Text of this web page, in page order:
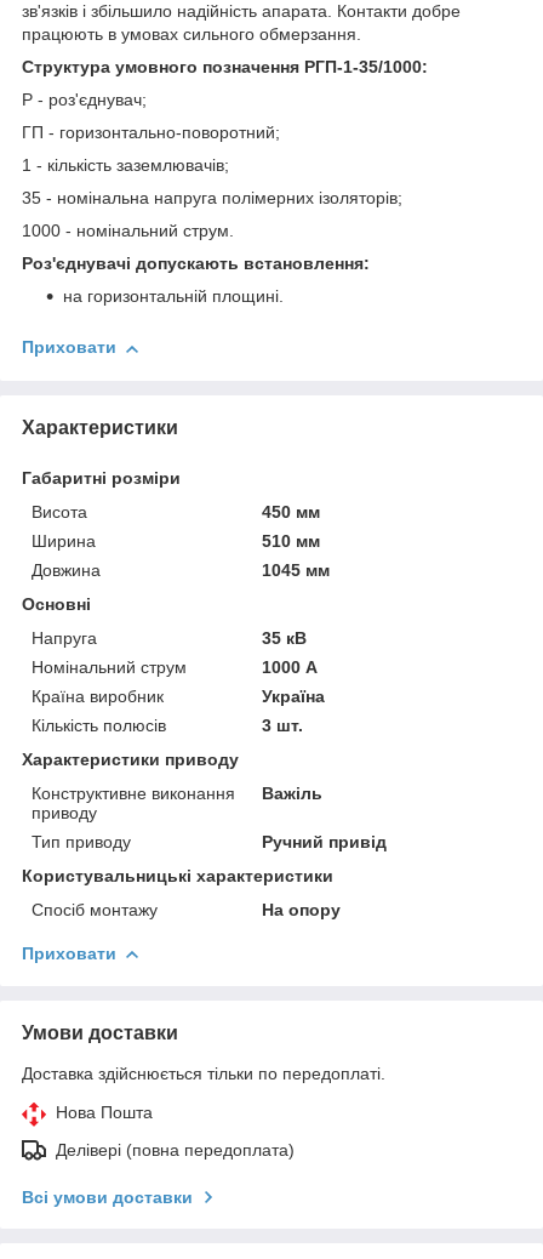
зв'язків і збільшило надійність апарата. Контакти добре
працюють в умовах сильного обмерзання.
Структура умовного позначення РГП-1-35/1000:
Р - роз'єднувач;
ГП - горизонтально-поворотний;
1 - кількість заземлювачів;
35 - номінальна напруга полімерних ізоляторів;
1000 - номінальний струм.
Роз'єднувачі допускають встановлення:
на горизонтальній площині.
Приховати
Характеристики
Габаритні розміри
Висота
450 мм
Ширина
510 мм
Довжина
1045 мм
Основні
Напруга
35 кВ
Номінальний струм
1000 А
Країна виробник
Україна
Кількість полюсів
3 шт.
Характеристики приводу
Конструктивне виконання
приводу
Важіль
Тип приводу
Ручний привід
Користувальницькі характеристики
Спосіб монтажу
На опору
Приховати
Умови доставки
Доставка здійснюється тільки по передоплаті.
Нова Пошта
Делівері (повна передоплата)
Всі умови доставки